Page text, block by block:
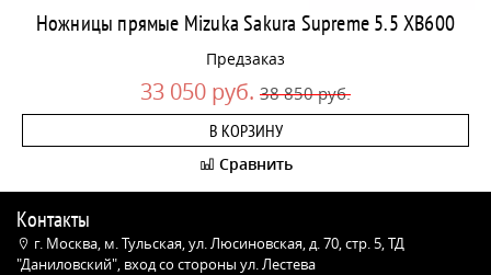
Ножницы прямые Mizuka Sakura Supreme 5.5 XB600
Предзаказ
33 050 руб. 38 850 руб.
В КОРЗИНУ
Сравнить
Контакты
г. Москва, м. Тульская, ул. Люсиновская, д. 70, стр. 5, ТД
"Даниловский", вход со стороны ул. Лестева